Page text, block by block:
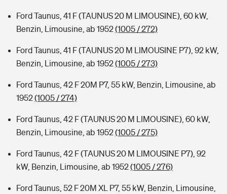
Ford Taunus, 41 F (TAUNUS 20 M LIMOUSINE), 60 kW,
Benzin, Limousine, ab 1952(1005 / 272)
Ford Taunus, 41 F (TAUNUS 20 M LIMOUSINE P7), 92 kW,
Benzin, Limousine, ab 1952(1005 / 273)
Ford Taunus, 42 F 20M P7, 55 kW, Benzin, Limousine, ab
1952(1005 / 274)
Ford Taunus, 42 F (TAUNUS 20 M LIMOUSINE), 60 kW,
Benzin, Limousine, ab 1952(1005 / 275)
Ford Taunus, 42 F (TAUNUS 20 M LIMOUSINE P7), 92
kW, Benzin, Limousine, ab 1952(1005 / 276)
Ford Taunus, 52 F 20M XL P7, 55 kW, Benzin, Limousine,